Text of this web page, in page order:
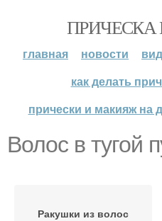
главная новости
как делать
прически и макияж на
Волос в тугой
Ракушки из волос